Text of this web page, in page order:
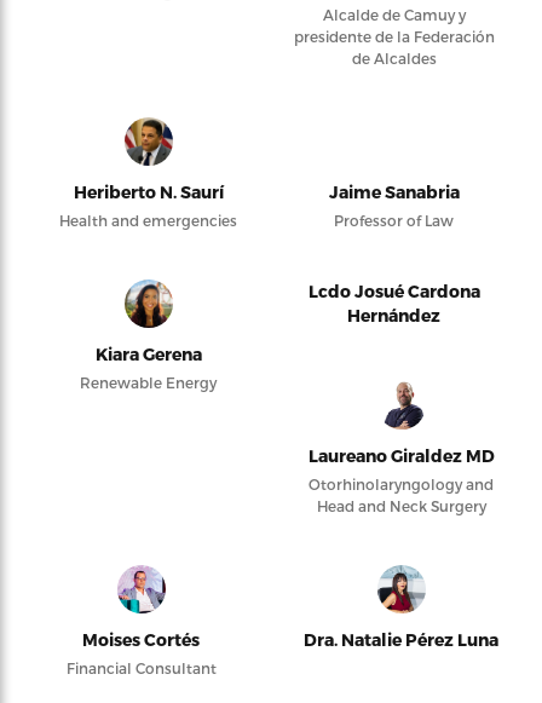
Alcalde de Camuy y
presidente de la Federación
de Alcaldes
Heriberto N. Saurí
Health and emergencies
Jaime Sanabria
Professor of Law
Kiara Gerena
Renewable Energy
Lcdo Josué Cardona
Hernández
Laureano Giraldez MD
Otorhinolaryngology and
Head and Neck Surgery
Moises Cortés
Financial Consultant
Dra. Natalie Pérez Luna